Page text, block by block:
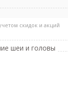
скидок и акций
шеи и головы